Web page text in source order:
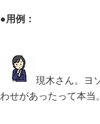
●用例：
現木さん。ヨ
わせがあったって本当。